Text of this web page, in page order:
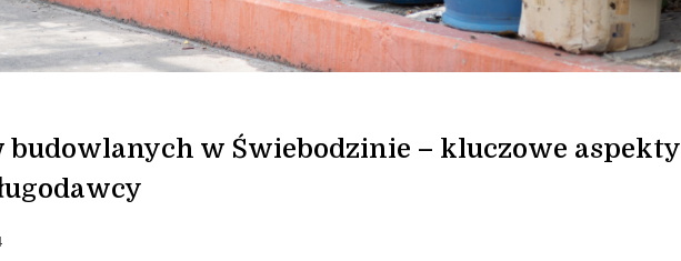
budowlanych w Świebodzinie – kluczowe aspekty